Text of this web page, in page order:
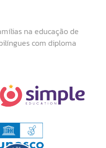
na educação de
com diploma